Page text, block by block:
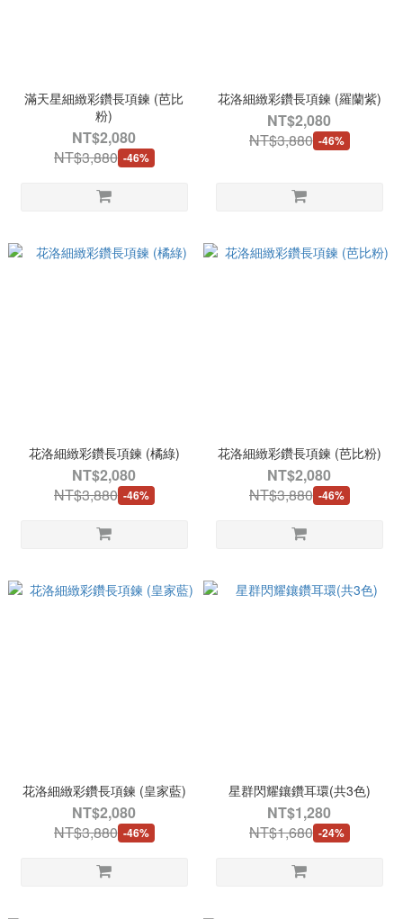
滿天星細緻彩鑽長項鍊 (芭比
粉)
NT$2,080
NT$3,880 -46%
花洛細緻彩鑽長項鍊 (羅蘭紫)
NT$2,080
NT$3,880 -46%
花洛細緻彩鑽長項鍊 (橘綠)
NT$2,080
NT$3,880 -46%
花洛細緻彩鑽長項鍊 (芭比粉)
NT$2,080
NT$3,880 -46%
花洛細緻彩鑽長項鍊 (皇家藍)
NT$2,080
NT$3,880 -46%
星群閃耀鑲鑽耳環(共3色)
NT$1,280
NT$1,680 -24%